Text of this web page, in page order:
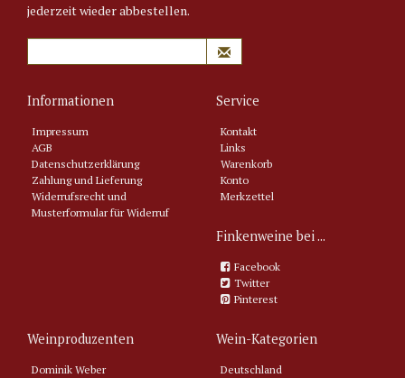
jederzeit wieder abbestellen.
Informationen
Impressum
AGB
Datenschutzerklärung
Zahlung und Lieferung
Widerrufsrecht und
Musterformular für Widerruf
Service
Kontakt
Links
Warenkorb
Konto
Merkzettel
Finkenweine bei ...
Facebook
Twitter
Pinterest
Weinproduzenten
Dominik Weber
Wein-Kategorien
Deutschland